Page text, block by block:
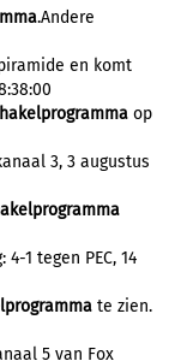
.Andere
en komt
op
3, 3 augustus
1 tegen PEC, 14
te zien.
5 van Fox